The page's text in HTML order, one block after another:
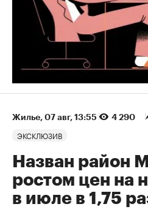
Жилье 07 авг, 13:55 4 290
ЭКСКЛЮЗИВ
Назван район
ростом цен на
в июле в 1,75